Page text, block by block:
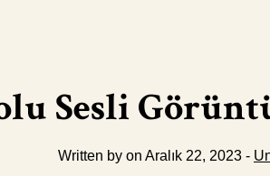
Sesli
Written by on Aralık 22, 2023 -